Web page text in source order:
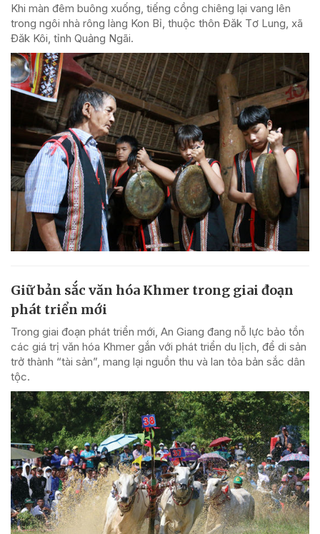
Khi màn đêm buông xuống, tiếng cồng chiêng lại vang lên
trong ngôi nhà rông làng Kon Bỉ, thuộc thôn Đăk Tơ Lung, xã
Đăk Kôi, tỉnh Quảng Ngãi.
Giữ bản sắc văn hóa Khmer trong giai đoạn
phát triển mới
Trong giai đoạn phát triển mới, An Giang đang nỗ lực bảo tồn
các giá trị văn hóa Khmer gắn với phát triển du lịch, để di sản
trở thành “tài sản”, mang lại nguồn thu và lan tỏa bản sắc dân
tộc.